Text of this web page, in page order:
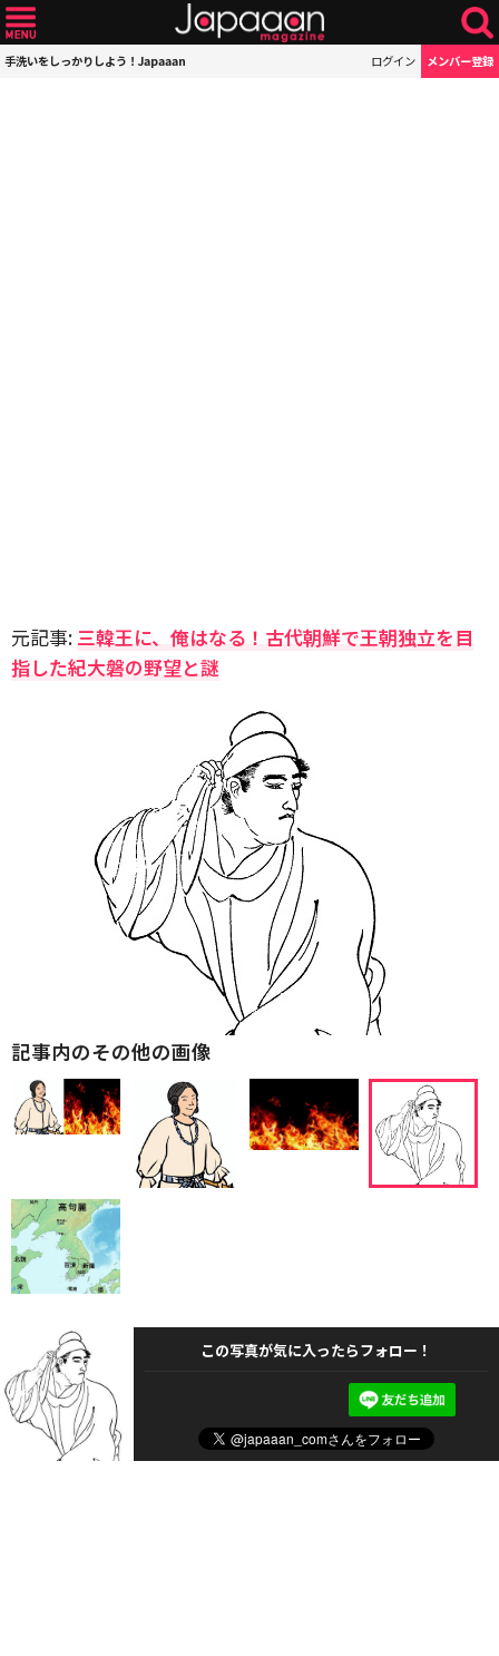
手洗いをしっかりしよう！Japaaan ログイン メンバー登録
元記事: 三韓王に、俺はなる！古代朝鮮で王朝独立を目
指した紀大磐の野望と謎
記事内のその他の画像
この写真が気に入ったらフォロー！